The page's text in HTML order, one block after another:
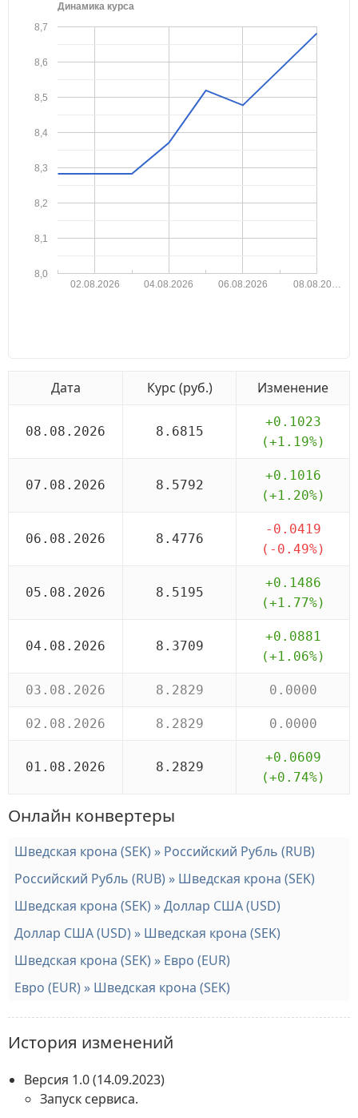
Динамика курса
02.08.2026 04.08.2026 06.08.2026 08.08.20…
8,0
8,1
8,2
8,3
8,4
8,5
8,6
8,7
Дата Курс (руб.) Изменение
08.08.2026 8.6815
+0.1023
(+1.19%)
07.08.2026 8.5792
+0.1016
(+1.20%)
06.08.2026 8.4776
-0.0419
(-0.49%)
05.08.2026 8.5195
+0.1486
(+1.77%)
04.08.2026 8.3709
+0.0881
(+1.06%)
03.08.2026 8.2829 0.0000
02.08.2026 8.2829 0.0000
01.08.2026 8.2829
+0.0609
(+0.74%)
Онлайн конвертеры
Шведская крона (SEK) » Российский Рубль (RUB)
Российский Рубль (RUB) » Шведская крона (SEK)
Шведская крона (SEK) » Доллар США (USD)
Доллар США (USD) » Шведская крона (SEK)
Шведская крона (SEK) » Евро (EUR)
Евро (EUR) » Шведская крона (SEK)
История изменений
Версия 1.0(14.09.2023)
Запуск сервиса.